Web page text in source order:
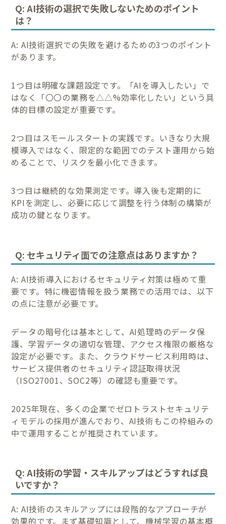
Q: AI技術の選択で失敗しないためのポイント
は？
A: AI技術選択での失敗を避けるための3つのポイント
があります。
1つ目は明確な課題設定です。「AIを導入したい」で
はなく「〇〇の業務を△△%効率化したい」という具
体的目標の設定が重要です。
2つ目はスモールスタートの実践です。いきなり大規
模導入ではなく、限定的な範囲でのテスト運用から始
めることで、リスクを最小化できます。
3つ目は継続的な効果測定です。導入後も定期的に
KPIを測定し、必要に応じて調整を行う体制の構築が
成功の鍵となります。
Q: セキュリティ面での注意点はありますか？
A: AI技術導入におけるセキュリティ対策は極めて重
要です。特に機密情報を扱う業務での活用では、以下
の点に注意が必要です。
データの暗号化は基本として、AI処理時のデータ保
護、学習データの適切な管理、アクセス権限の厳格な
設定が必要です。また、クラウドサービス利用時は、
サービス提供者のセキュリティ認証取得状況
（ISO27001、SOC2等）の確認も重要です。
2025年現在、多くの企業でゼロトラストセキュリテ
ィモデルの採用が進んでおり、AI技術もこの枠組みの
中で運用することが推奨されています。
Q: AI技術の学習・スキルアップはどうすれば良
いですか？
A: AI技術のスキルアップには段階的なアプローチが
効果的です。まず基礎知識として、機械学習の基本概